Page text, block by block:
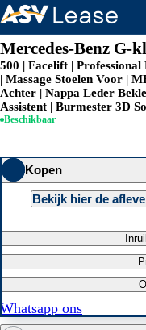
Mercedes-Benz G-
500 | Facelift |
| Massage Stoelen Voor |
Achter | Nappa Leder
Assistent | Burmester 3D
Beschikbaar
Kopen
Bekijk hier de
Whatsapp ons